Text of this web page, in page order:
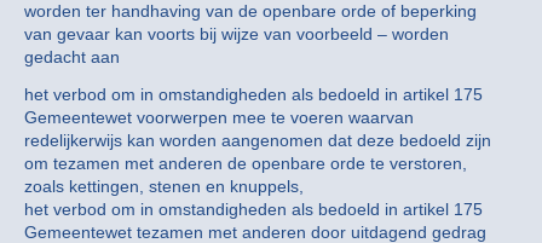
worden ter handhaving van de openbare orde of beperking
van gevaar kan voorts bij wijze van voorbeeld – worden
gedacht aan
het verbod om in omstandigheden als bedoeld in artikel 175
Gemeentewet voorwerpen mee te voeren waarvan
redelijkerwijs kan worden aangenomen dat deze bedoeld zijn
om tezamen met anderen de openbare orde te verstoren,
zoals kettingen, stenen en knuppels,
het verbod om in omstandigheden als bedoeld in artikel 175
Gemeentewet tezamen met anderen door uitdagend gedrag